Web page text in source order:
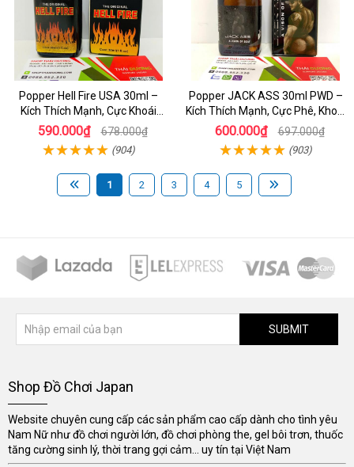
Popper Hell Fire USA 30ml –
Kích Thích Mạnh, Cực Khoái
Thăng Hoa - dochoijapan.com
590.000₫ 678.000₫
(904)
Popper JACK ASS 30ml PWD –
Kích Thích Mạnh, Cực Phê, Khoái
Cảm
600.000₫ 697.000₫
(903)
1 2 3 4 5
SUBMIT
Shop Đồ Chơi Japan
Website chuyên cung cấp các sản phẩm cao cấp dành cho tình yêu
Nam Nữ như đồ chơi người lớn, đồ chơi phòng the, gel bôi trơn, thuốc
tăng cường sinh lý, thời trang gợi cảm... uy tín tại Việt Nam